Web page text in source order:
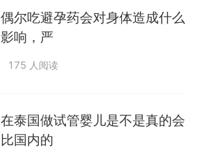
偶尔吃避孕药会对身体造成什么
影响，严
175 人阅读
在泰国做试管婴儿是不是真的会
比国内的